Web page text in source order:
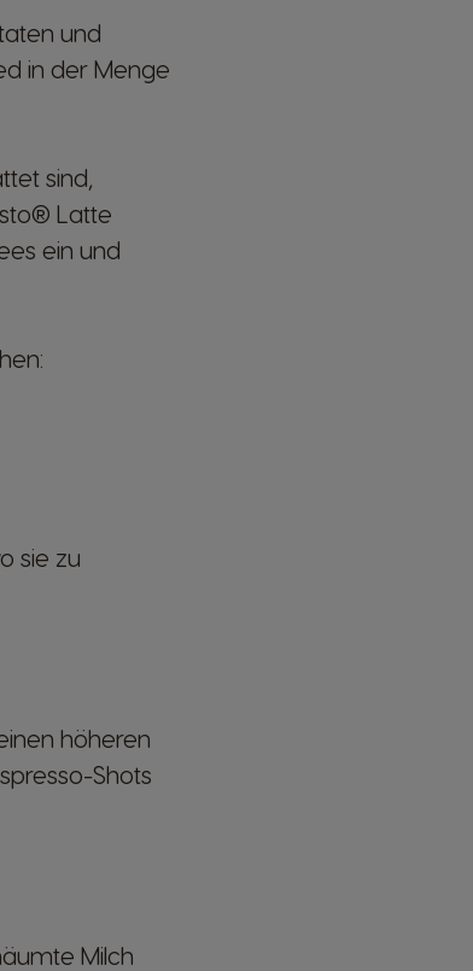
und
in der Menge
sind,
Latte
ein und
sie zu
höheren
Shots
Milch